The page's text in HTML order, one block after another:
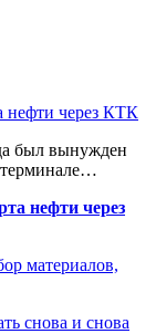
нефти через КТК
был вынужден
терминале…
нефти через
материалов,
снова и снова